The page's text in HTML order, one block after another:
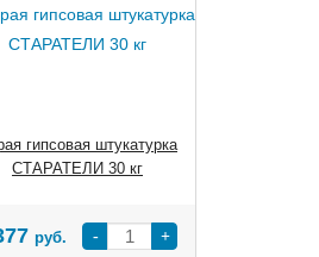
гипсовая штукатурка
СТАРАТЕЛИ 30 кг
- +
руб.